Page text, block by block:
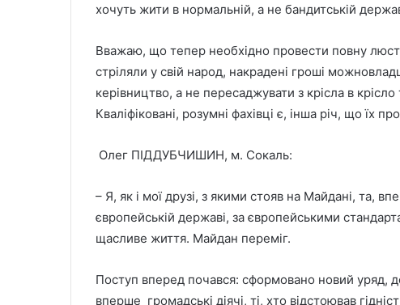
хочуть жити в нормальній, а не бандитській
Вважаю, що тепер необхідно провести повну
стріляли у свій народ, накрадені гроші
керівництво, а не пересаджувати з крісла в
Кваліфіковані, розумні фахівці є, інша річ, що їх
Олег ПІДДУБЧИШИН, м. Сокаль:
– Я, як і мої друзі, з якими стояв на Майдані, та,
європейській державі, за європейськими
щасливе життя. Майдан переміг.
Поступ вперед почався: сформовано новий уряд,
вперше громадські діячі, ті, хто відстоював